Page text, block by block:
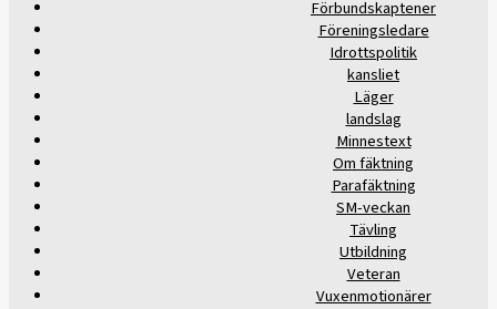
Förbundskaptener
Föreningsledare
Idrottspolitik
kansliet
Läger
landslag
Minnestext
Om fäktning
Parafäktning
SM-veckan
Tävling
Utbildning
Veteran
Vuxenmotionärer